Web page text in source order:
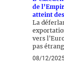
de
atteint
La
vers
pas
08/12/